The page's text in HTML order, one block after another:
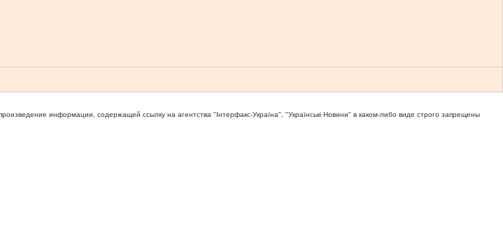
информации, содержащей ссылку на агентства "Iнтерфакс-Україна", "Українськi Новини" в каком-либо виде строго запрещены